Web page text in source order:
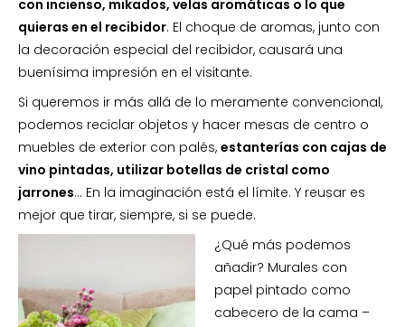
con incienso, mikados, velas aromáticas o lo que
quieras en el recibidor. El choque de aromas, junto con
la decoración especial del recibidor, causará una
buenísima impresión en el visitante.
Si queremos ir más allá de lo meramente convencional,
podemos reciclar objetos y hacer mesas de centro o
muebles de exterior con palés, estanterías con cajas de
vino pintadas, utilizar botellas de cristal como
jarrones… En la imaginación está el límite. Y reusar es
mejor que tirar, siempre, si se puede.
¿Qué más podemos
añadir? Murales con
papel pintado como
cabecero de la cama –